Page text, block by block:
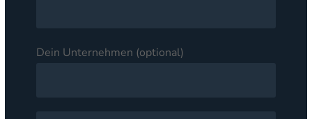
Dein Unternehmen (optional)